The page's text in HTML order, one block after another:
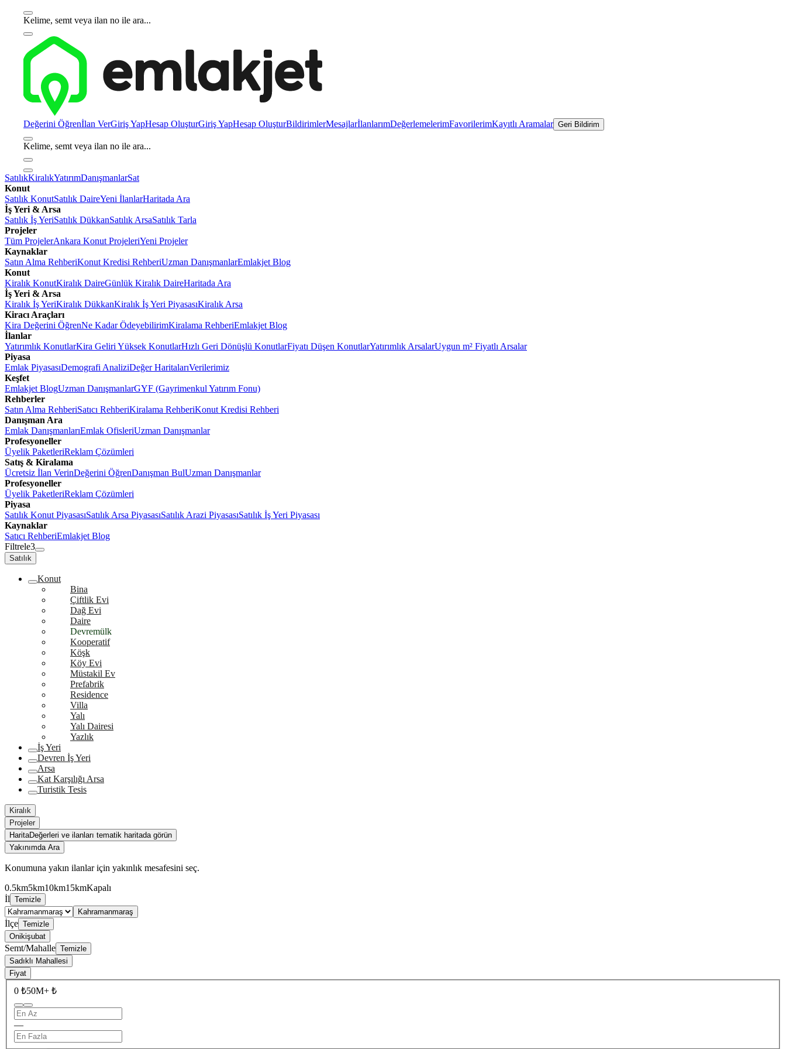
Kelime, semt veya ilan no ile ara...
Değerini Öğrenİlan VerGiriş YapHesap OluşturGiriş YapHesap OluşturBildirimlerMesajlarİlanlarımDeğerlemelerimFavorilerimKayıtlı Aramalar Geri Bildirim
Kelime, semt veya ilan no ile ara...
SatılıkKiralıkYatırımDanışmanlarSat
Konut
Satılık KonutSatılık DaireYeni İlanlarHaritada Ara
İş Yeri & Arsa
Satılık İş YeriSatılık DükkanSatılık ArsaSatılık Tarla
Projeler
Tüm ProjelerAnkara Konut ProjeleriYeni Projeler
Kaynaklar
Satın Alma RehberiKonut Kredisi RehberiUzman DanışmanlarEmlakjet Blog
Konut
Kiralık KonutKiralık DaireGünlük Kiralık DaireHaritada Ara
İş Yeri & Arsa
Kiralık İş YeriKiralık DükkanKiralık İş Yeri PiyasasıKiralık Arsa
Kiracı Araçları
Kira Değerini ÖğrenNe Kadar ÖdeyebilirimKiralama RehberiEmlakjet Blog
İlanlar
Yatırımlık KonutlarKira Geliri Yüksek KonutlarHızlı Geri Dönüşlü KonutlarFiyatı Düşen KonutlarYatırımlık ArsalarUygun m² Fiyatlı Arsalar
Piyasa
Emlak PiyasasıDemografi AnaliziDeğer HaritalarıVerilerimiz
Keşfet
Emlakjet BlogUzman DanışmanlarGYF (Gayrimenkul Yatırım Fonu)
Rehberler
Satın Alma RehberiSatıcı RehberiKiralama RehberiKonut Kredisi Rehberi
Danışman Ara
Emlak DanışmanlarıEmlak OfisleriUzman Danışmanlar
Profesyoneller
Üyelik PaketleriReklam Çözümleri
Satış & Kiralama
Ücretsiz İlan VerinDeğerini ÖğrenDanışman BulUzman Danışmanlar
Profesyoneller
Üyelik PaketleriReklam Çözümleri
Piyasa
Satılık Konut PiyasasıSatılık Arsa PiyasasıSatılık Arazi PiyasasıSatılık İş Yeri Piyasası
Kaynaklar
Satıcı RehberiEmlakjet Blog
Filtrele3
Satılık
Konut
Bina
Çiftlik Evi
Dağ Evi
Daire
Devremülk
Kooperatif
Köşk
Köy Evi
Müstakil Ev
Prefabrik
Residence
Villa
Yalı
Yalı Dairesi
Yazlık
İş Yeri
Devren İş Yeri
Arsa
Kat Karşılığı Arsa
Turistik Tesis
Kiralık
Projeler
HaritaDeğerleri ve ilanları tematik haritada görün
Yakınımda Ara
Konumuna yakın ilanlar için yakınlık mesafesini seç.
0.5km5km10km15kmKapalı
İl Temizle
Kahramanmaraş
İlçe Temizle
Onikişubat
Semt/Mahalle Temizle
Sadıklı Mahallesi
Fiyat
0 ₺50M+ ₺
—